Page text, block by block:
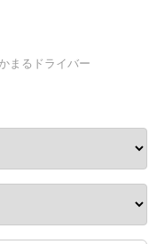
まるドライバー